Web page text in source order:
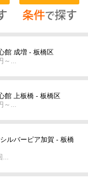
館 成増 - 板橋区
...
館 上板橋 - 板橋区
...
ルバーピア加賀 - 板橋